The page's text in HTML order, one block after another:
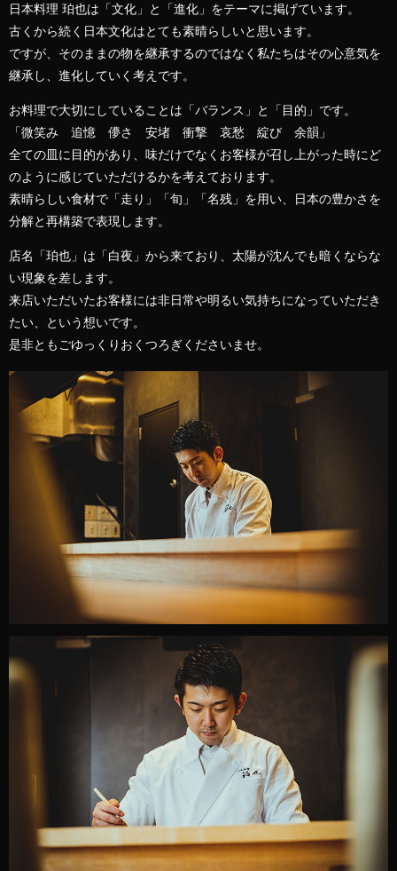
日本料理 珀也は「文化」と「進化」をテーマに掲げています。
古くから続く日本文化はとても素晴らしいと思います。
ですが、そのままの物を継承するのではなく私たちはその心意気を
継承し、進化していく考えです。
お料理で大切にしていることは「バランス」と「目的」です。
「微笑み 追憶 儚さ 安堵 衝撃 哀愁 綻び 余韻」
全ての皿に目的があり、味だけでなくお客様が召し上がった時にど
のように感じていただけるかを考えております。
素晴らしい食材で「走り」「旬」「名残」を用い、日本の豊かさを
分解と再構築で表現します。
店名「珀也」は「白夜」から来ており、太陽が沈んでも暗くならな
い現象を差します。
来店いただいたお客様には非日常や明るい気持ちになっていただき
たい、という想いです。
是非ともごゆっくりおくつろぎくださいませ。